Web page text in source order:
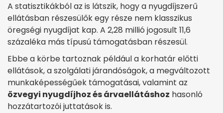
A statisztikákból az is látszik, hogy a nyugdíjszerű
ellátásban részesülők egy része nem klasszikus
öregségi nyugdíjat kap. A 2,28 millió jogosult 11,6
százaléka más típusú támogatásban részesül.
Ebbe a körbe tartoznak például a korhatár előtti
ellátások, a szolgálati járandóságok, a megváltozott
munkaképességűek támogatásai, valamint az
özvegyi nyugdíjhoz és árvaellátáshoz hasonló
hozzátartozói juttatások is.